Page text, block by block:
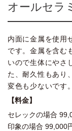
オールセラ
内面に金属を使用
です。金属を含む
いので生体にやさ
た、耐久性もあり
変色も少ないです。
【料金】
セレックの場合
印象の場合 99,000